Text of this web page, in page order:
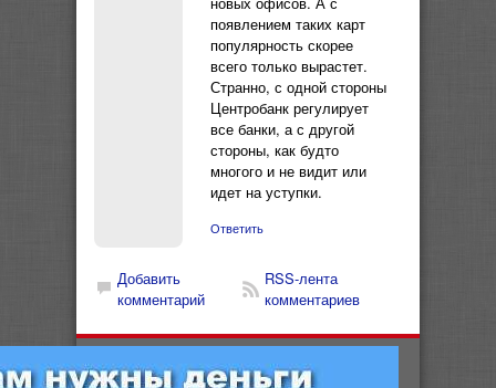
появлением таких карт
популярность скорее
всего только вырастет.
Странно, с одной стороны
Центробанк регулирует
все банки, а с другой
стороны, как будто
многого и не видит или
идет на уступки.
Ответить
Добавить
комментарий
RSS-лента
комментариев